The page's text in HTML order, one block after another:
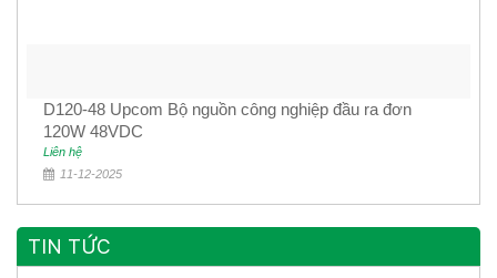
D120-48 Upcom Bộ nguồn công nghiệp đầu ra đơn
120W 48VDC
Liên hệ
11-12-2025
TIN TỨC